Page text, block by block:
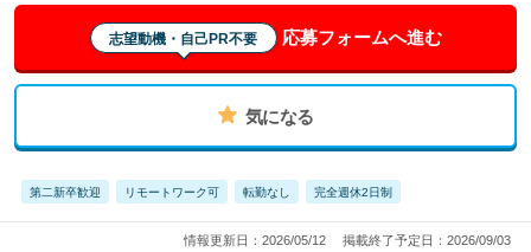
志望動機・自己PR不要 応募フォームへ進む
気になる
第二新卒歓迎 リモートワーク可 転勤なし 完全週休2日制
情報更新日：2026/05/12 掲載終了予定日：2026/09/03